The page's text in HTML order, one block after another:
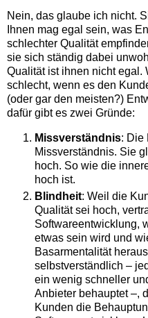
Nein, das glaube ich nicht.
Ihnen mag egal sein, was
schlechter Qualität
sie sich ständig dabei
Qualität ist ihnen nicht egal.
schlecht, wenn es den
(oder gar den meisten?)
dafür gibt es zwei Gründe:
Missverständnis: Die
Missverständnis. Sie
hoch. So wie die
hoch ist.
Blindheit: Weil die
Qualität sei hoch,
Softwareentwicklung,
etwas sein wird und
Basarmentalität
selbstverständlich –
ein wenig schneller
Anbieter behauptet –,
Kunden die